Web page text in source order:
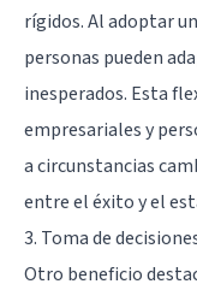
rígidos. Al adoptar
personas pueden
inesperados. Esta
empresariales y
a circunstancias
entre el éxito y el
3. Toma de
Otro beneficio